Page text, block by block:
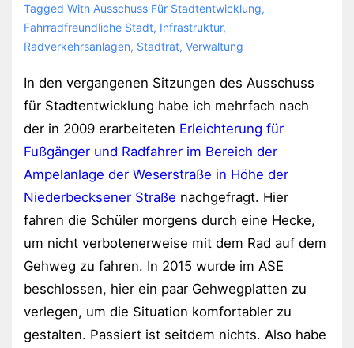
Tagged With Ausschuss Für Stadtentwicklung,
Fahrradfreundliche Stadt, Infrastruktur,
Radverkehrsanlagen, Stadtrat, Verwaltung
In den vergangenen Sitzungen des Ausschuss
für Stadtentwicklung habe ich mehrfach nach
der in 2009 erarbeiteten Erleichterung für
Fußgänger und Radfahrer im Bereich der
Ampelanlage der Weserstraße in Höhe der
Niederbecksener Straße nachgefragt. Hier
fahren die Schüler morgens durch eine Hecke,
um nicht verbotenerweise mit dem Rad auf dem
Gehweg zu fahren. In 2015 wurde im ASE
beschlossen, hier ein paar Gehwegplatten zu
verlegen, um die Situation komfortabler zu
gestalten. Passiert ist seitdem nichts. Also habe